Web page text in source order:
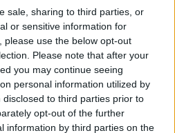
sale, sharing to third parties, or
or sensitive information for
please use the below opt-out
Please note that after your
you may continue seeing
personal information utilized by
to third parties prior to
opt-out of the further
information by third parties on the
Maddalena
a Berchidda, falsi incaricati
Paris conquista Olbia, la prima